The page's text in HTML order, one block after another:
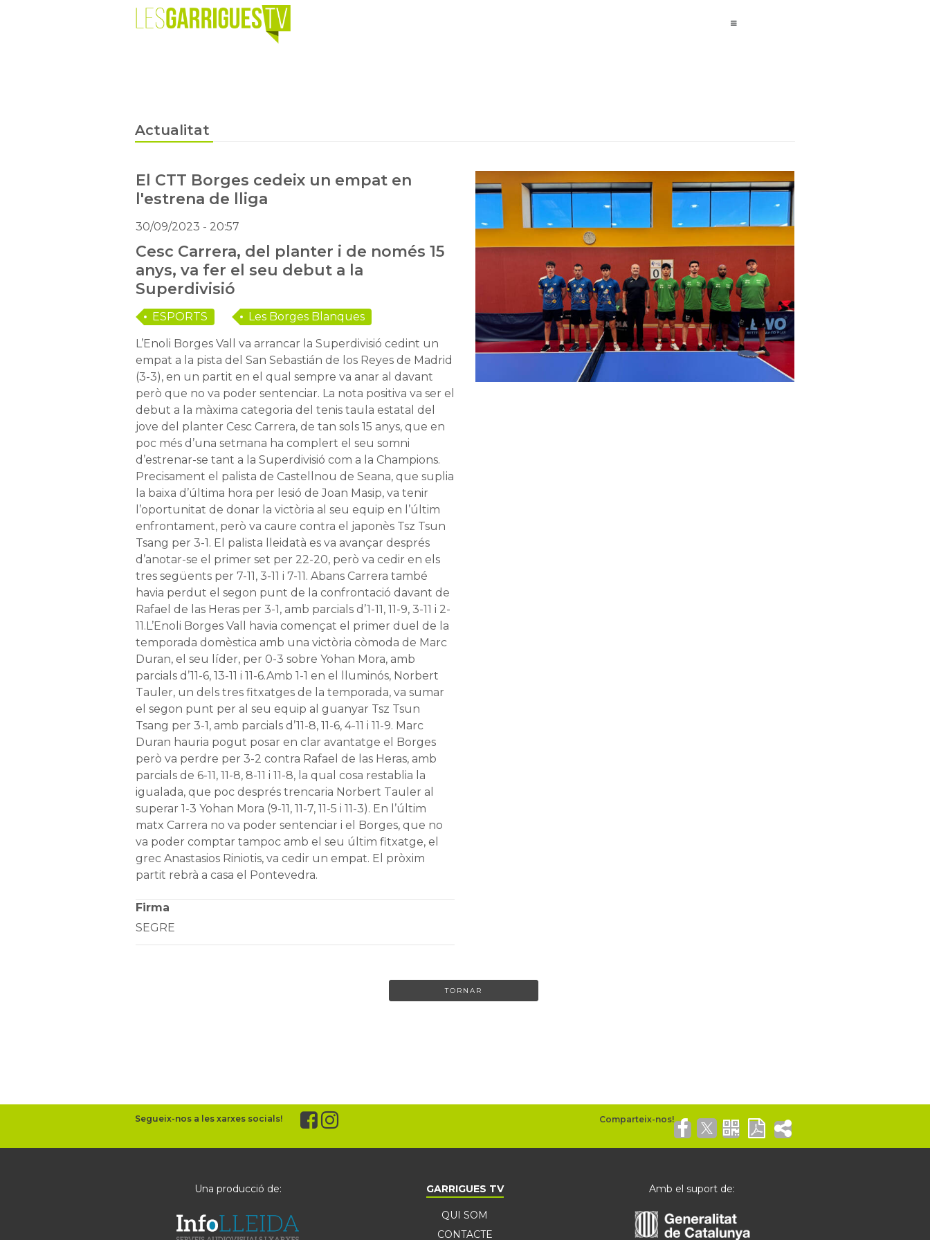
Actualitat
El CTT Borges cedeix un empat en
l'estrena de lliga
30/09/2023 - 20:57
Cesc Carrera, del planter i de només 15
anys, va fer el seu debut a la
Superdivisió
ESPORTS Les Borges Blanques
L’Enoli Borges Vall va arrancar la Superdivisió cedint un
empat a la pista del San Sebastián de los Reyes de Madrid
(3-3), en un partit en el qual sempre va anar al davant
però que no va poder sentenciar. La nota positiva va ser el
debut a la màxima categoria del tenis taula estatal del
jove del planter Cesc Carrera, de tan sols 15 anys, que en
poc més d’una setmana ha complert el seu somni
d’estrenar-se tant a la Superdivisió com a la Champions.
Precisament el palista de Castellnou de Seana, que suplia
la baixa d’última hora per lesió de Joan Masip, va tenir
l’oportunitat de donar la victòria al seu equip en l’últim
enfrontament, però va caure contra el japonès Tsz Tsun
Tsang per 3-1. El palista lleidatà es va avançar després
d’anotar-se el primer set per 22-20, però va cedir en els
tres següents per 7-11, 3-11 i 7-11. Abans Carrera també
havia perdut el segon punt de la confrontació davant de
Rafael de las Heras per 3-1, amb parcials d’1-11, 11-9, 3-11 i 2-
11.L’Enoli Borges Vall havia començat el primer duel de la
temporada domèstica amb una victòria còmoda de Marc
Duran, el seu líder, per 0-3 sobre Yohan Mora, amb
parcials d’11-6, 13-11 i 11-6.Amb 1-1 en el lluminós, Norbert
Tauler, un dels tres fitxatges de la temporada, va sumar
el segon punt per al seu equip al guanyar Tsz Tsun
Tsang per 3-1, amb parcials d’11-8, 11-6, 4-11 i 11-9. Marc
Duran hauria pogut posar en clar avantatge el Borges
però va perdre per 3-2 contra Rafael de las Heras, amb
parcials de 6-11, 11-8, 8-11 i 11-8, la qual cosa restablia la
igualada, que poc després trencaria Norbert Tauler al
superar 1-3 Yohan Mora (9-11, 11-7, 11-5 i 11-3). En l’últim
matx Carrera no va poder sentenciar i el Borges, que no
va poder comptar tampoc amb el seu últim fitxatge, el
grec Anastasios Riniotis, va cedir un empat. El pròxim
partit rebrà a casa el Pontevedra.
Firma
SEGRE
TORNAR
Segueix-nos a les xarxes socials!
Una producció de: GARRIGUES TV
QUI SOM
CONTACTE
Amb el suport de: